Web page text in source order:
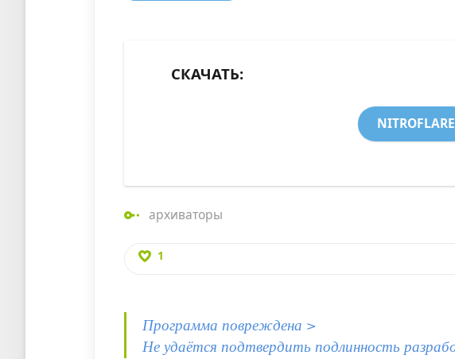
СКАЧАТЬ:
NITROFLARE
архиваторы
1
Программа повреждена >
Не удаётся подтвердить подлинность